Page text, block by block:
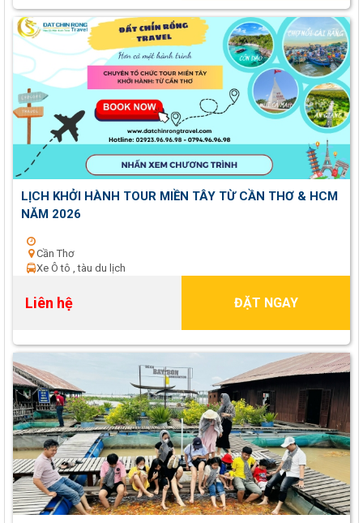
LỊCH KHỞI HÀNH TOUR MIỀN TÂY TỪ CẦN THƠ & HCM
NĂM 2026
Cần Thơ
Xe Ô tô , tàu du lịch
Liên hệ ĐẶT NGAY